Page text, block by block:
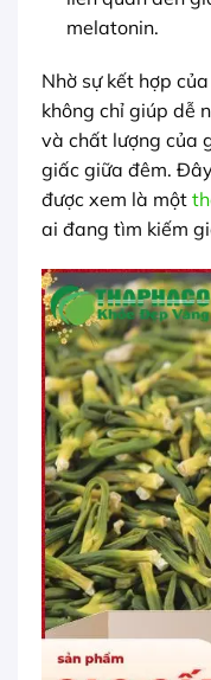
melatonin.
Nhờ sự kết hợp
không chỉ giúp dễ
và chất lượng của
giấc giữa đêm.
được xem là một
ai đang tìm kiếm